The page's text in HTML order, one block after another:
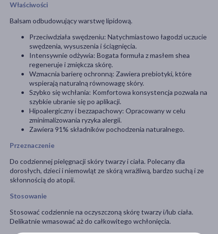
Właściwości
Balsam odbudowujący warstwę lipidową.
Przeciwdziała swędzeniu: Natychmiastowo łagodzi uczucie
swędzenia, wysuszenia i ściągnięcia.
Intensywnie odżywia: Bogata formuła z masłem shea
regeneruje i zmiękcza skórę.
Wzmacnia barierę ochronną: Zawiera prebiotyki, które
wspierają naturalną równowagę skóry.
Szybko się wchłania: Komfortowa konsystencja pozwala na
szybkie ubranie się po aplikacji.
Hipoalergiczny i bezzapachowy: Opracowany w celu
zminimalizowania ryzyka alergii.
Zawiera 91% składników pochodzenia naturalnego.
Przeznaczenie
Do codziennej pielęgnacji skóry twarzy i ciała. Polecany dla
dorosłych, dzieci i niemowląt ze skórą wrażliwą, bardzo suchą i ze
skłonnością do atopii.
Stosowanie
Stosować codziennie na oczyszczoną skórę twarzy i/lub ciała.
Delikatnie wmasować aż do całkowitego wchłonięcia.